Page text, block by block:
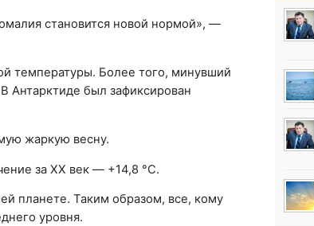
становится новой нормой», —
температуры. Более того, минувший
Антарктиде был зафиксирован
жаркую весну.
за XX век — +14,8 °С.
планете. Таким образом, все, кому
уровня.